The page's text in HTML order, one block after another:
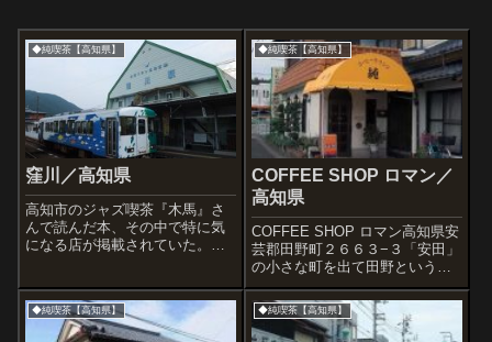
◆純喫茶【高知県】
窪川／高知県
高知市のジャズ喫茶『木馬』さ
んで読んだ本、その中で特に気
になる店が掲載されていた。そ
けで後日向かった。お、駅内に
プラレール。駅前風景。むむ。
いきなり喫茶と大衆食堂。ここ
◆純喫茶【高知県】
COFFEE SHOP ロマン／
高知県
COFFEE SHOP ロマン高知県安
芸郡田野町２６６３−３「安田」
の小さな町を出て田野という町
に着いた。国道?大きな道沿いに
あったコーヒーラウンジ 純さ
ん。町をもう少し深く入ると風
情が出てきた。疲れた頃にちょ
◆純喫茶【高知県】 ◆純喫茶【高知県】